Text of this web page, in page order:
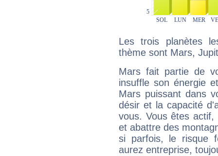
Les trois planètes
thème sont Mars,
Mars fait partie de
insuffle son énergie
Mars puissant dans
désir et la capacité
vous. Vous êtes
et abattre des
si parfois, le risque
aurez entreprise,